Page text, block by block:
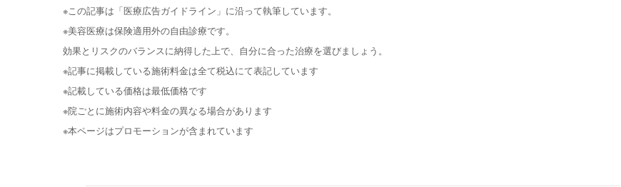
※この記事は「医療広告ガイドライン」に沿って執筆しています。
※美容医療は保険適用外の自由診療です。
効果とリスクのバランスに納得した上で、自分に合った治療を選びましょう。
※記事に掲載している施術料金は全て税込にて表記しています
※記載している価格は最低価格です
※院ごとに施術内容や料金の異なる場合があります
※本ページはプロモーションが含まれています